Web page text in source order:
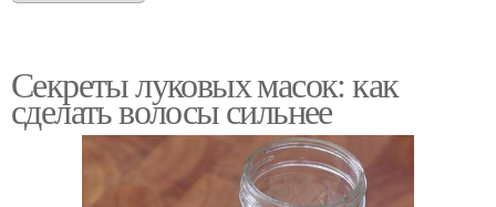
Секреты луковых масок: как
сделать волосы сильнее